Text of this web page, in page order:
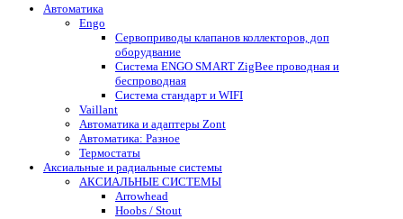
Автоматика
Engo
Сервоприводы клапанов коллекторов, доп
оборудвание
Система ENGO SMART ZigBee проводная и
беспроводная
Система стандарт и WIFI
Vaillant
Автоматика и адаптеры Zont
Автоматика: Разное
Термостаты
Аксиальные и радиальные системы
АКСИАЛЬНЫЕ СИСТЕМЫ
Arrowhead
Hoobs / Stout